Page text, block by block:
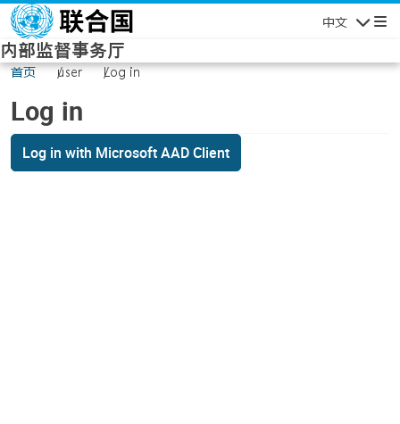
Skip to main content
中文
内部监督事务厅
首页 user Log in
Log in
Log in with Microsoft AAD Client